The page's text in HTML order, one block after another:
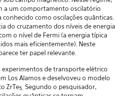
a um comportamento oscilatório
como oscilações quânticas.
do cruzamento dos níveis de energia
o nível de Fermi (a energia típica
mais eficientemente). Neste
ter papel relevante.
de transporte elétrico
Los Alamos e deselvoveu o modelo
ZrTe5. Segundo o pesquisador,